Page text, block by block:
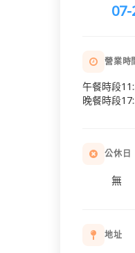
營業時
午餐時段
晚餐時段
公休日
無
地址